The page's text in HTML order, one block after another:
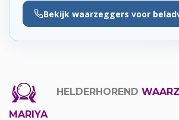
Bekijk waarzeggers voor
HELDERHOREND
MARIYA